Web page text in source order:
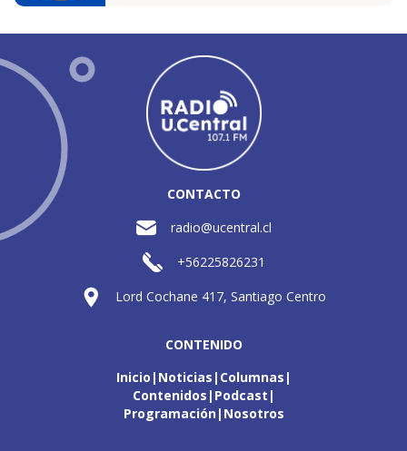
CONTACTO
radio@ucentral.cl
+56225826231
Lord Cochane 417, Santiago Centro
CONTENIDO
Inicio Noticias Columnas
Contenidos Podcast
Programación Nosotros